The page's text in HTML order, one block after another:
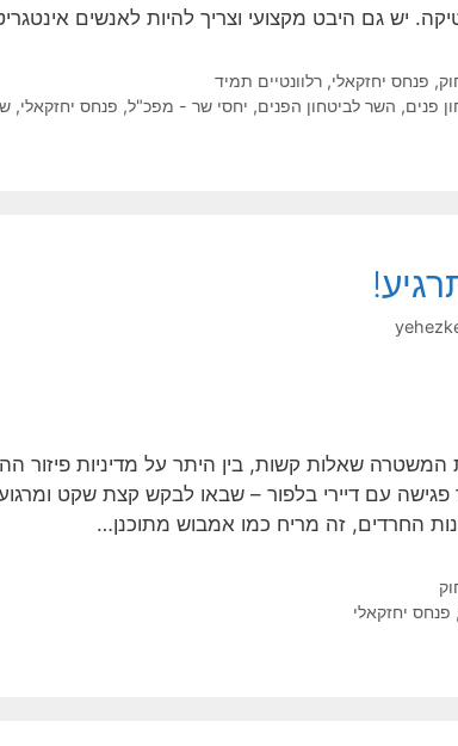
יש גם היבט מקצועי וצריך להיות לאנשים
, פנחס יחזקאלי, רלוונטיים תמיד
פנים, השר לביטחון הפנים, יחסי שר - מפכ"ל, פנחס יחזקאלי,
שאלות קשות, בין היתר על מדיניות פיזור
עם דיירי בלפור – שבאו לבקש קצת שקט
החרדים, זה מריח כמו אמבוש מתוכנן…
, פנחס יחזקאלי